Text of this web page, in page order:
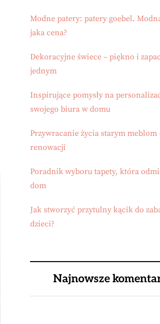
Modne patery: patery goebel.
jaka cena?
Dekoracyjne świece – piękno i
jednym
Inspirujące pomysły na
swojego biura w domu
Przywracanie życia starym meblom
renowacji
Poradnik wyboru tapety, która
dom
Jak stworzyć przytulny kącik do
dzieci?
Najnowsze